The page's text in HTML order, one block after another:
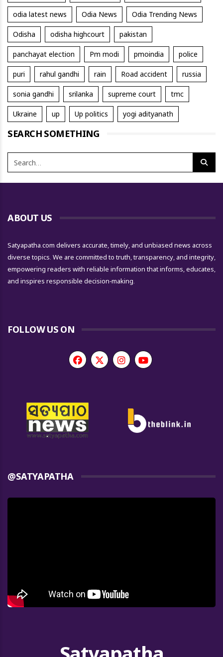
odia latest news Odia News Odia Trending News
Odisha odisha highcourt pakistan
panchayat election Pm modi pmoindia police
puri rahul gandhi rain Road accident russia
sonia gandhi srilanka supreme court tmc
Ukraine up Up politics yogi adityanath
SEARCH SOMETHING
ABOUT US
Satyapatha.com delivers accurate, timely, and unbiased news across
diverse topics. We are committed to truth, transparency, and integrity,
empowering readers with reliable information that informs, educates,
and inspires responsible decision-making.
FOLLOW US ON
@SATYAPATHA